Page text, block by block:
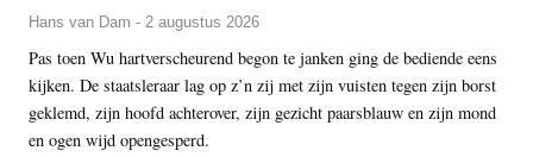
Hans van Dam - 2 augustus 2026
Pas toen Wu hartverscheurend begon te janken ging de bediende eens
kijken. De staatsleraar lag op z’n zij met zijn vuisten tegen zijn borst
geklemd, zijn hoofd achterover, zijn gezicht paarsblauw en zijn mond
en ogen wijd opengesperd.